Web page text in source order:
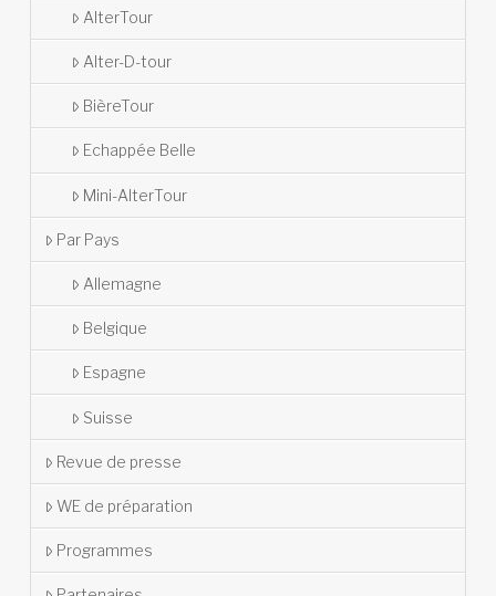
AlterTour
Alter-D-tour
BièreTour
Echappée Belle
Mini-AlterTour
Par Pays
Allemagne
Belgique
Espagne
Suisse
Revue de presse
WE de préparation
Programmes